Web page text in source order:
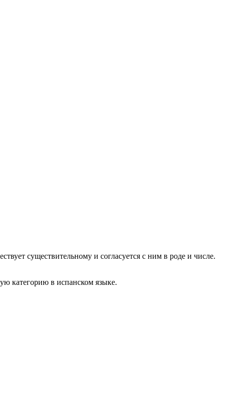
существительному и согласуется с ним в роде и числе.
категорию в испанском языке.